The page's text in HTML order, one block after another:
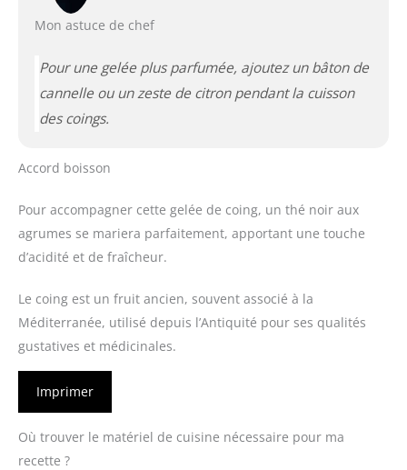
Mon astuce de chef
Pour une gelée plus parfumée, ajoutez un bâton de
cannelle ou un zeste de citron pendant la cuisson
des coings.
Accord boisson
Pour accompagner cette gelée de coing, un thé noir aux
agrumes se mariera parfaitement, apportant une touche
d’acidité et de fraîcheur.
Le coing est un fruit ancien, souvent associé à la
Méditerranée, utilisé depuis l’Antiquité pour ses qualités
gustatives et médicinales.
Imprimer
Où trouver le matériel de cuisine nécessaire pour ma
recette ?